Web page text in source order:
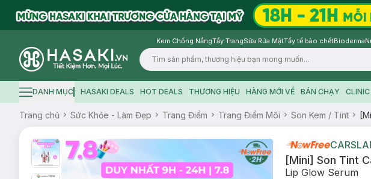
Kem Chống NắngTẩy TrangSữa Rửa MặtTẩy tế bào chếtBioderma
Logo
Hamburger icon
DANH MỤC HASAKI DEALS HOT DEALS THƯƠNG HIỆU HÀNG MỚI VỀ BÁN CHẠY
Trang chủ Sức Khỏe - Làm Đẹp Trang Điểm Trang Điểm Môi Son Kem / Tint
[Mini] Son Tint
Lip Glow Serum